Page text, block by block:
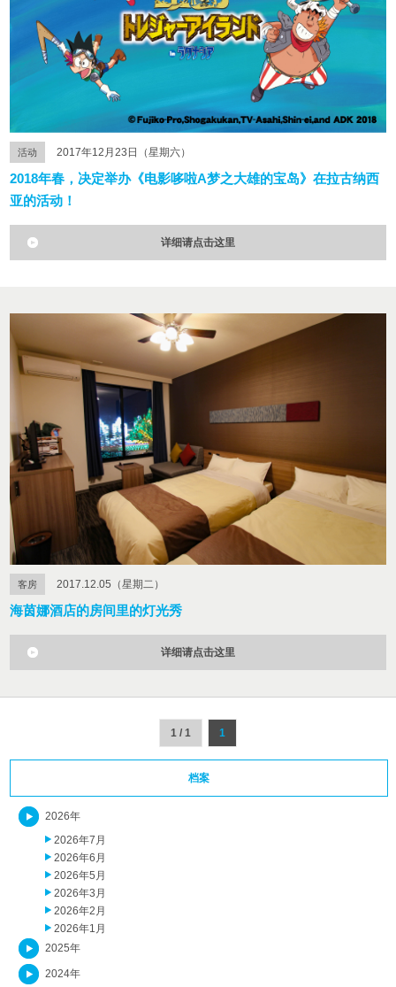
活动 2017年12月23日（星期六）
2018年春，决定举办《电影哆啦A梦之大雄的宝岛》在拉古纳西
亚的活动！
详细请点击这里
客房 2017.12.05（星期二）
海茵娜酒店的房间里的灯光秀
详细请点击这里
1 / 1 1
档案
2026年
2026年7月
2026年6月
2026年5月
2026年3月
2026年2月
2026年1月
2025年
2024年